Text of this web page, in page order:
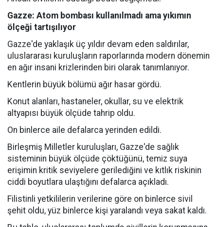
Gazze: Atom bombası kullanılmadı ama yıkımın
ölçeği tartışılıyor
Gazze'de yaklaşık üç yıldır devam eden saldırılar,
uluslararası kuruluşların raporlarında modern dönemin
en ağır insani krizlerinden biri olarak tanımlanıyor.
Kentlerin büyük bölümü ağır hasar gördü.
Konut alanları, hastaneler, okullar, su ve elektrik
altyapısı büyük ölçüde tahrip oldu.
On binlerce aile defalarca yerinden edildi.
Birleşmiş Milletler kuruluşları, Gazze'de sağlık
sisteminin büyük ölçüde çöktüğünü, temiz suya
erişimin kritik seviyelere gerilediğini ve kıtlık riskinin
ciddi boyutlara ulaştığını defalarca açıkladı.
Filistinli yetkililerin verilerine göre on binlerce sivil
şehit oldu, yüz binlerce kişi yaralandı veya sakat kaldı.